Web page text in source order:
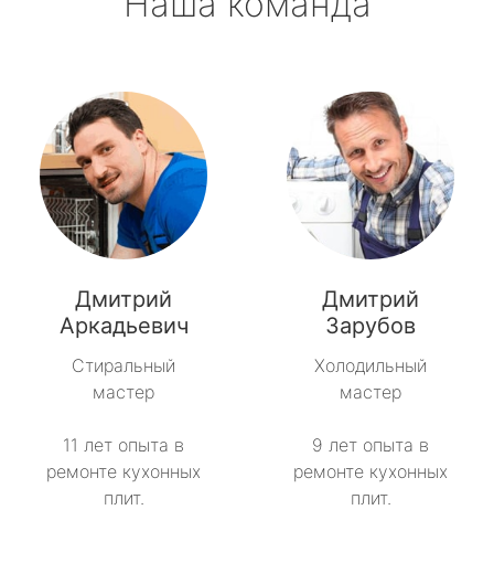
Дмитрий
Аркадьевич
Стиральный
мастер
11 лет опыта в
ремонте кухонных
плит.
Дмитрий
Зарубов
Холодильный
мастер
9 лет опыта в
ремонте кухонных
плит.